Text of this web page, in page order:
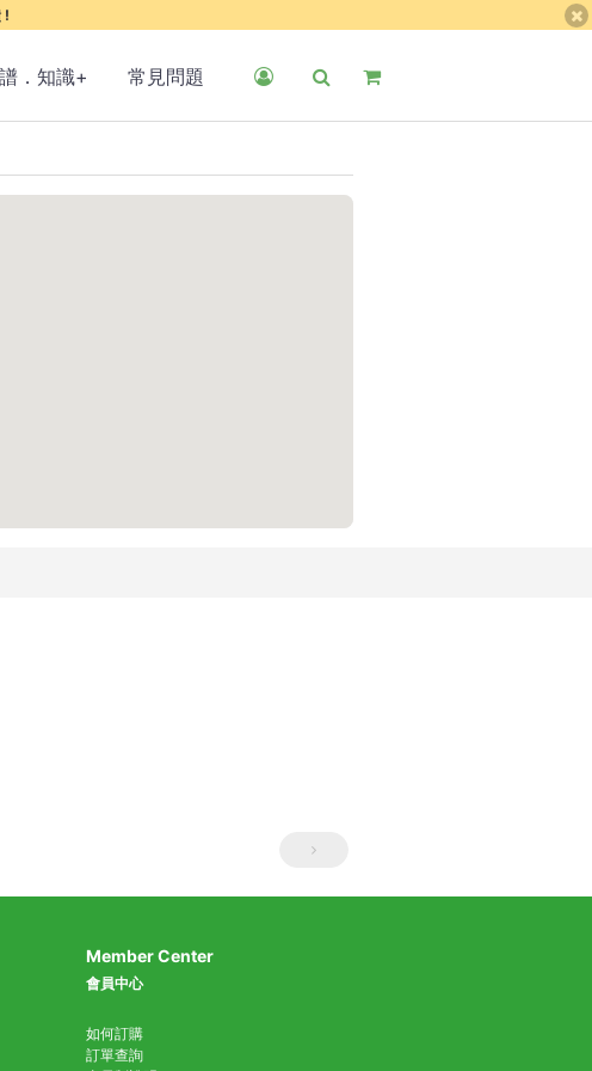
!
．知識+ 常見問題
Member Center
會員中心
如何訂購
訂單查詢